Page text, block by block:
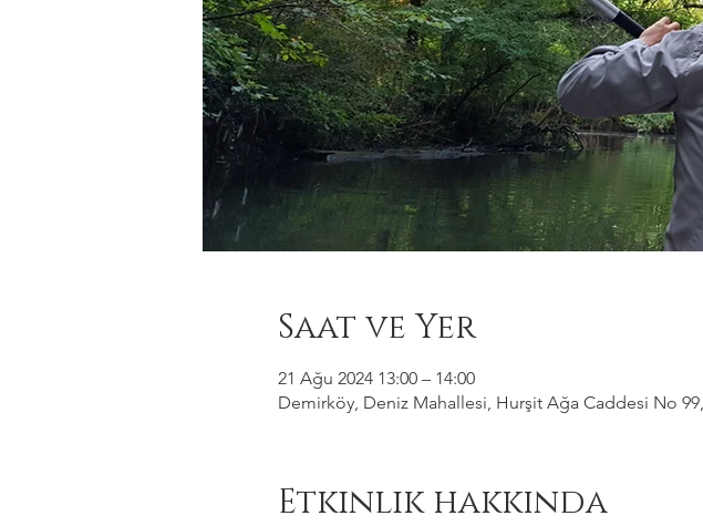
Saat ve Yer
21 Ağu 2024 13:00 – 14:00
Demirköy, Deniz Mahallesi, Hurşit Ağa Caddesi No
Etkinlik hakkında